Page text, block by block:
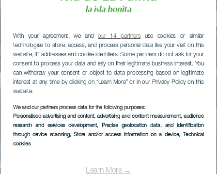
With your agreement, we andour 14 partnersuse cookies or similar
technologies to store, access, and process personal data like your visit on this
website, IP addresses and cookie identifiers. Some partners do not ask for your
consent to process your data and rely on their legitimate business interest. You
can withdraw your consent or object to data processing based on legitimate
interest at any time by clicking on “Learn More” or in our Privacy Policy on this
website.
We and our partners process data for the following purposes:
Personalised advertising and content, advertising and content measurement, audience
research and services development, Precise geolocation data, and identification
through device scanning, Store and/or access information on a device, Technical
cookies
Learn More →